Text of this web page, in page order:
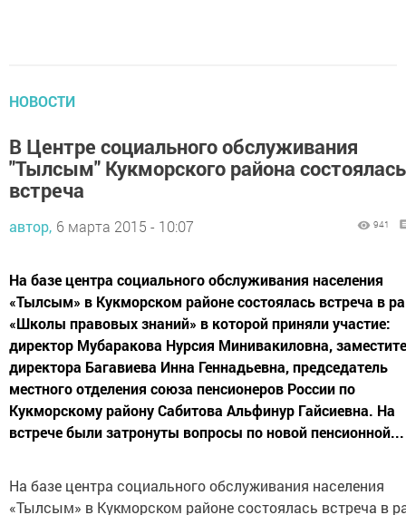
НОВОСТИ
В Центре социального обслуживания
"Тылсым" Кукморского района состоялась
встреча
автор, 6 марта 2015 - 10:07 941
На базе центра социального обслуживания населения
«Тылсым» в Кукморском районе состоялась встреча в
«Школы правовых знаний» в которой приняли участие:
директор Мубаракова Нурсия Минивакиловна,
директора Багавиева Инна Геннадьевна, председатель
местного отделения союза пенсионеров России по
Кукморскому району Сабитова Альфинур Гайсиевна. На
встрече были затронуты вопросы по новой пенсионной...
На базе центра социального обслуживания населения
«Тылсым» в Кукморском районе состоялась встреча в